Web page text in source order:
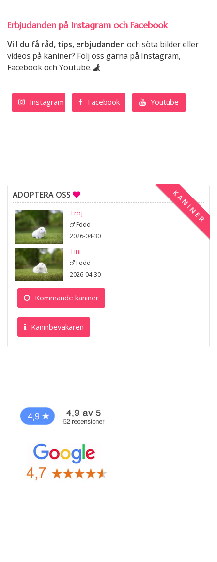
Erbjudanden på Instagram och Facebook
Vill du få råd, tips, erbjudanden och söta bilder eller
videos på kaniner? Följ oss gärna på Instagram,
Facebook och Youtube.
Instagram Facebook Youtube
KANINER
ADOPTERA OSS
Troj
Född
2026-04-30
Tini
Född
2026-04-30
Kommande kaniner
Kaninbevakaren